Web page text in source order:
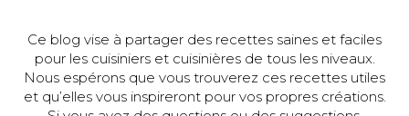
Ce blog vise à partager des recettes saines et faciles
pour les cuisiniers et cuisinières de tous les niveaux.
Nous espérons que vous trouverez ces recettes utiles
et qu’elles vous inspireront pour vos propres créations.